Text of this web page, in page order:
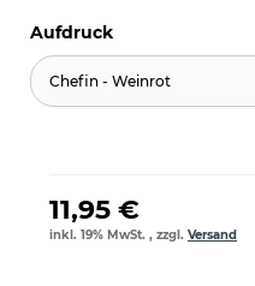
Aufdruck
Chefin - Weinrot
11,95 €
inkl. 19% MwSt. , zzgl. Versand